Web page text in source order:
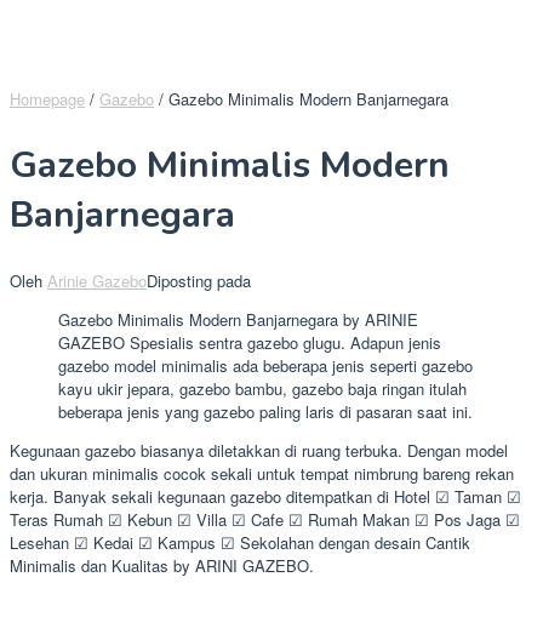
Homepage / Gazebo / Gazebo Minimalis Modern Banjarnegara
Gazebo Minimalis Modern
Banjarnegara
Oleh Arinie GazeboDiposting pada
Gazebo Minimalis Modern Banjarnegara by ARINIE
GAZEBO Spesialis sentra gazebo glugu. Adapun jenis
gazebo model minimalis ada beberapa jenis seperti gazebo
kayu ukir jepara, gazebo bambu, gazebo baja ringan itulah
beberapa jenis yang gazebo paling laris di pasaran saat ini.
Kegunaan gazebo biasanya diletakkan di ruang terbuka. Dengan model
dan ukuran minimalis cocok sekali untuk tempat nimbrung bareng rekan
kerja. Banyak sekali kegunaan gazebo ditempatkan di Hotel ☑ Taman ☑
Teras Rumah ☑ Kebun ☑ Villa ☑ Cafe ☑ Rumah Makan ☑ Pos Jaga ☑
Lesehan ☑ Kedai ☑ Kampus ☑ Sekolahan dengan desain Cantik
Minimalis dan Kualitas by ARINI GAZEBO.